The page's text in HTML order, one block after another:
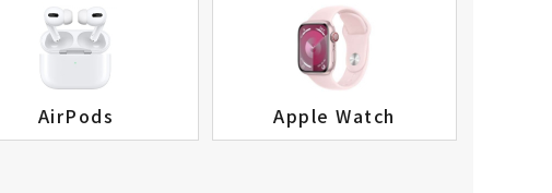
AirPods Apple Watch